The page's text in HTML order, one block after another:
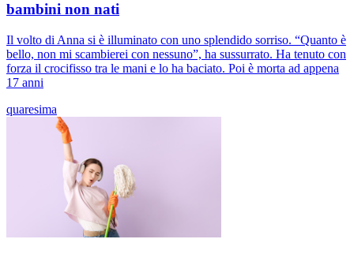
bambini non nati
Il volto di Anna si è illuminato con uno splendido sorriso. “Quanto è
bello, non mi scambierei con nessuno”, ha sussurrato. Ha tenuto con
forza il crocifisso tra le mani e lo ha baciato. Poi è morta ad appena
17 anni
quaresima